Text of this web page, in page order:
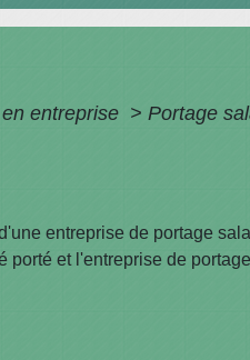
entreprise > Portage
entreprise de portage
et l'entreprise de